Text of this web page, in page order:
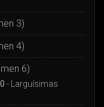
3)
4)
6)
- Larguísimas